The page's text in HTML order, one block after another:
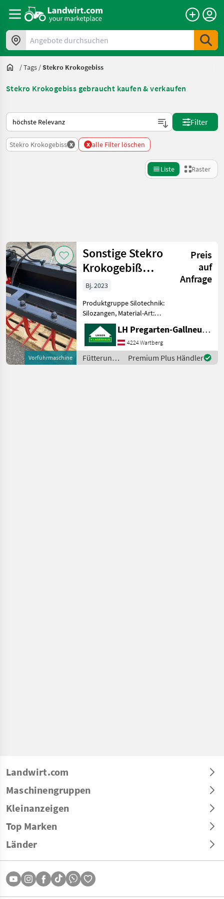
Angebote durchsuchen
/Tags /Stekro Krokogebiss
Stekro Krokogebiss gebraucht kaufen & verkaufen
So wird auf Landwirt.com sortiert
Filter
Stekro Krokogebiss x x alle Filter löschen
Liste Raster
Kategorie 2 Land Filter
AKTUELLER
PFAD
Stekro
Krokogebiss
KATEGORIE
WÄHLEN
Landtechnik
1
Zurücksetzen
1
Ergebnisse
anzeigen
Vorführmaschine
Sonstige Stekro
Krokogebiß
1,50-m
Preis
auf
Anfrage
Bj. 2023
Produktgruppe Silotechnik:
Silozangen, Material-Art:
lackiert, Güteklasse:
Güteklasse 1
Doppelwirkend hydr.
Fütterungstechnik
Silotechnik
LH Pregarten-Gallneukirchen, Pregarten
4224 Wartberg
Fütterungstechnik
/ Sonstige
Premium Plus Händler
Landwirt.com
Maschinengruppen
Kleinanzeigen
Top Marken
Länder